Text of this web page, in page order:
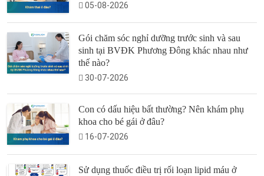
05-08-2026
Gói chăm sóc nghỉ dưỡng trước sinh và sau
sinh tại BVĐK Phương Đông khác nhau như
thế nào?
30-07-2026
Con có dấu hiệu bất thường? Nên khám phụ
khoa cho bé gái ở đâu?
16-07-2026
Sử dụng thuốc điều trị rối loạn lipid máu ở